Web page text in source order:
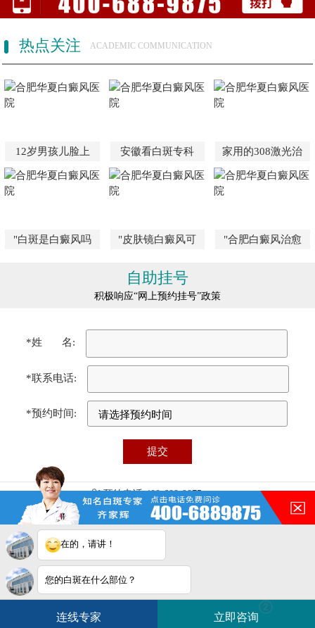
热点关注 ACADEMIC COMMUNICATION
12岁男孩儿脸上 安徽看白斑专科 家用的308激光治
"白斑是白癜风吗 "皮肤镜白癜风可 "合肥白癜风治愈
自助挂号
积极响应“网上预约挂号”政策
*姓 名:
*联系电话:
*预约时间:
预约电话:400-688-9875
医院地址:合肥市瑶海区铜陵路87号（铜陵路与裕溪路交叉口）
门诊时间:08:00 - 17:00
免责声明：本站图/文均来自于网络收集，仅供病友参考，不作为医疗诊
断依据，服用药物或进行治疗时请遵医嘱。如有转载或引用文章涉及版权
问题，请与我们联系删除！
合肥华夏白癜风医院电脑端
在的，请讲！
您的白斑在什么部位？
连线专家 立即咨询
白斑在线问医生
如何快速治好白癜风？ 电话咨询